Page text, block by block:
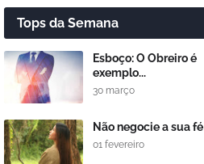
Tops da Semana
Esboço: O Obreiro é
exemplo...
30 março
Não negocie a sua fé
01 fevereiro